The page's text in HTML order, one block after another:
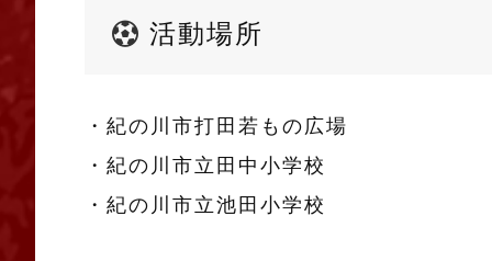
活動場所
・紀の川市打田若もの広場
・紀の川市立田中小学校
・紀の川市立池田小学校